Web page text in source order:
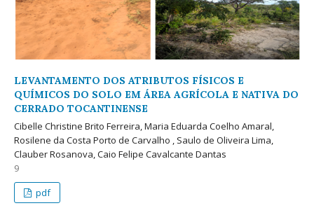
LEVANTAMENTO DOS ATRIBUTOS FÍSICOS E
QUÍMICOS DO SOLO EM ÁREA AGRÍCOLA E NATIVA DO
CERRADO TOCANTINENSE
Cibelle Christine Brito Ferreira, Maria Eduarda Coelho Amaral,
Rosilene da Costa Porto de Carvalho , Saulo de Oliveira Lima,
Clauber Rosanova, Caio Felipe Cavalcante Dantas
9
pdf